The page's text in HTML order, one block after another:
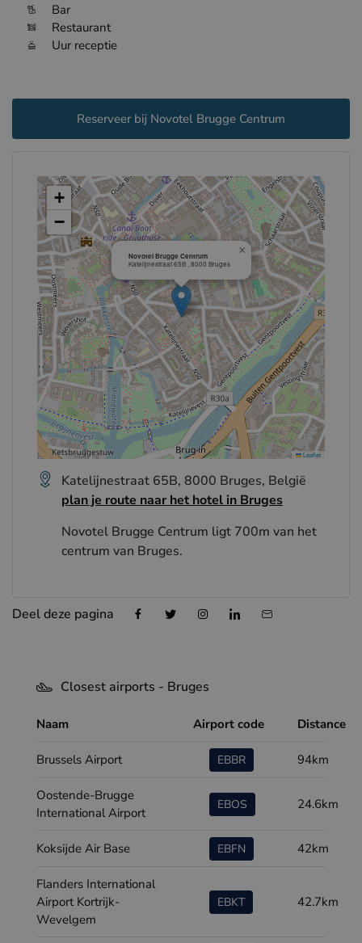
Bar
Restaurant
Uur receptie
Reserveer bij Novotel Brugge Centrum
Novotel Brugge Centrum
Katelijnestraat 65B , 8000 Bruges
×
+
−
Leaflet
Katelijnestraat 65B, 8000 Bruges, België
plan je route naar het hotel in Bruges
Novotel Brugge Centrum ligt 700m van het
centrum van Bruges.
Deel deze pagina
Closest airports - Bruges
Naam Airport code Distance
Brussels Airport EBBR 94km
Oostende-Brugge
International Airport
EBOS 24.6km
Koksijde Air Base EBFN 42km
Flanders International
Airport Kortrijk-
Wevelgem
EBKT 42.7km